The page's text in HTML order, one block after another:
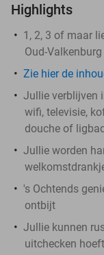
Highlights
​1, 2, 3 of maar
Oud-Valkenburg
Zie hier de
Jullie verblijven
wifi, televisie,
douche of
Jullie worden
's Ochtends
ontbijt
Jullie kunnen
uitchecken